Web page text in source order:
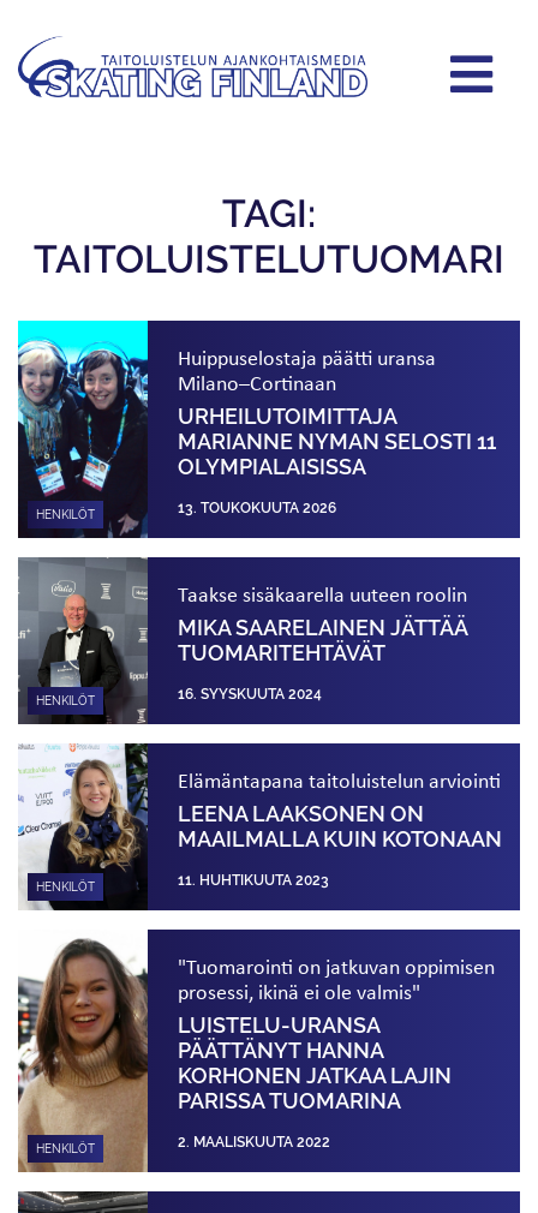
TAGI:
TAITOLUISTELUTUOMARI
HENKILÖT
Huippuselostaja päätti uransa
Milano–Cortinaan
URHEILUTOIMITTAJA
MARIANNE NYMAN SELOSTI 11
OLYMPIALAISISSA
13. TOUKOKUUTA 2026
HENKILÖT
Taakse sisäkaarella uuteen roolin
MIKA SAARELAINEN JÄTTÄÄ
TUOMARITEHTÄVÄT
16. SYYSKUUTA 2024
HENKILÖT
Elämäntapana taitoluistelun arviointi
LEENA LAAKSONEN ON
MAAILMALLA KUIN KOTONAAN
11. HUHTIKUUTA 2023
HENKILÖT
"Tuomarointi on jatkuvan oppimisen
prosessi, ikinä ei ole valmis"
LUISTELU-URANSA
PÄÄTTÄNYT HANNA
KORHONEN JATKAA LAJIN
PARISSA TUOMARINA
2. MAALISKUUTA 2022